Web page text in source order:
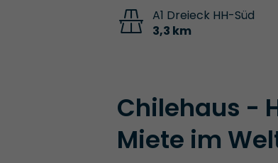
A1 Dreieck HH-Süd
3,3 km
Chilehaus -
Miete im